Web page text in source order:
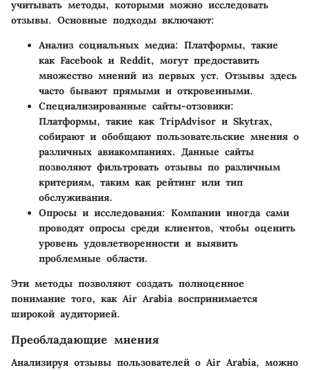
учитывать методы, которыми можно исследовать
отзывы. Основные подходы включают:
Анализ социальных медиа: Платформы, такие
как Facebook и Reddit, могут предоставить
множество мнений из первых уст. Отзывы здесь
часто бывают прямыми и откровенными.
Специализированные сайты-отзовики:
Платформы, такие как TripAdvisor и Skytrax,
собирают и обобщают пользовательские мнения о
различных авиакомпаниях. Данные сайты
позволяют фильтровать отзывы по различным
критериям, таким как рейтинг или тип
обслуживания.
Опросы и исследования: Компании иногда сами
проводят опросы среди клиентов, чтобы оценить
уровень удовлетворенности и выявить
проблемные области.
Эти методы позволяют создать полноценное
понимание того, как Air Arabia воспринимается
широкой аудиторией.
Преобладающие мнения
Анализируя отзывы пользователей о Air Arabia, можно